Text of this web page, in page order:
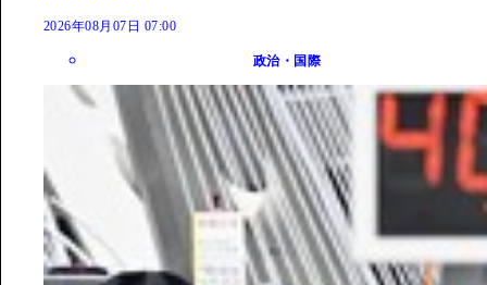
2026年08月07日 07:00
政治・国際